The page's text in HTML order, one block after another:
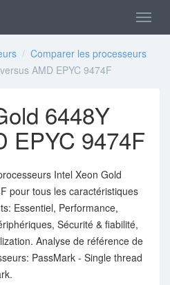
/ Comparer les processeurs
AMD EPYC 9474F
6448Y
EPYC 9474F
Intel Xeon Gold
pour tous les caractéristiques
Essentiel, Performance,
Sécurité & fiabilité,
Analyse de référence de
PassMark - Single thread